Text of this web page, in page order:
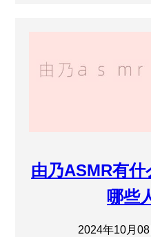
由乃ASMR有
哪些
2024年10月